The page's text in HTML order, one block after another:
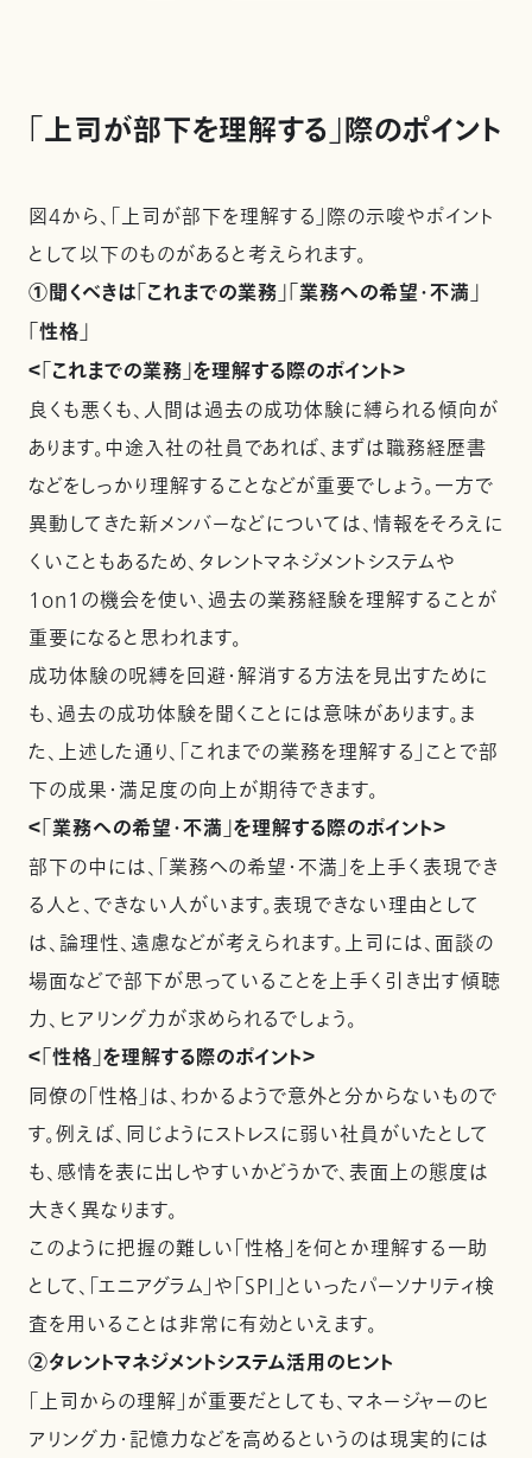
「上司が部下を理解する」際のポイント
図4から、「上司が部下を理解する」際の示唆やポイント
として以下のものがあると考えられます。
①聞くべきは「これまでの業務」「業務への希望・不満」
「性格」
＜「これまでの業務」を理解する際のポイント＞
良くも悪くも、人間は過去の成功体験に縛られる傾向が
あります。中途入社の社員であれば、まずは職務経歴書
などをしっかり理解することなどが重要でしょう。一方で
異動してきた新メンバーなどについては、情報をそろえに
くいこともあるため、タレントマネジメントシステムや
1on1の機会を使い、過去の業務経験を理解することが
重要になると思われます。
成功体験の呪縛を回避・解消する方法を見出すために
も、過去の成功体験を聞くことには意味があります。ま
た、上述した通り、「これまでの業務を理解する」ことで部
下の成果・満足度の向上が期待できます。
＜「業務への希望・不満」を理解する際のポイント＞
部下の中には、「業務への希望・不満」を上手く表現でき
る人と、できない人がいます。表現できない理由として
は、論理性、遠慮などが考えられます。上司には、面談の
場面などで部下が思っていることを上手く引き出す傾聴
力、ヒアリング力が求められるでしょう。
＜「性格」を理解する際のポイント＞
同僚の「性格」は、わかるようで意外と分からないもので
す。例えば、同じようにストレスに弱い社員がいたとして
も、感情を表に出しやすいかどうかで、表面上の態度は
大きく異なります。
このように把握の難しい「性格」を何とか理解する一助
として、「エニアグラム」や「SPI」といったパーソナリティ検
査を用いることは非常に有効といえます。
②タレントマネジメントシステム活用のヒント
「上司からの理解」が重要だとしても、マネージャーのヒ
アリング力・記憶力などを高めるというのは現実的には